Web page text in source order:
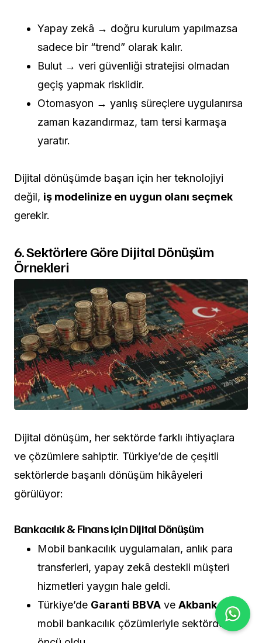
Yapay zekâ → doğru kurulum yapılmazsa
sadece bir “trend” olarak kalır.
Bulut → veri güvenliği stratejisi olmadan
geçiş yapmak risklidir.
Otomasyon → yanlış süreçlere uygulanırsa
zaman kazandırmaz, tam tersi karmaşa
yaratır.
Dijital dönüşümde başarı için her teknolojiyi
değil, iş modelinize en uygun olanı seçmek
gerekir.
6. Sektörlere Göre Dijital Dönüşüm
Örnekleri
Dijital dönüşüm, her sektörde farklı ihtiyaçlara
ve çözümlere sahiptir. Türkiye’de de çeşitli
sektörlerde başarılı dönüşüm hikâyeleri
görülüyor:
Bankacılık & Finans için Dijital Dönüşüm
Mobil bankacılık uygulamaları, anlık para
transferleri, yapay zekâ destekli müşteri
hizmetleri yaygın hale geldi.
Türkiye’de Garanti BBVA ve Akbank,
mobil bankacılık çözümleriyle sektörde